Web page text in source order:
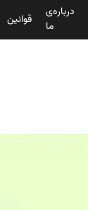
درباره‌ی
ما
قوانین